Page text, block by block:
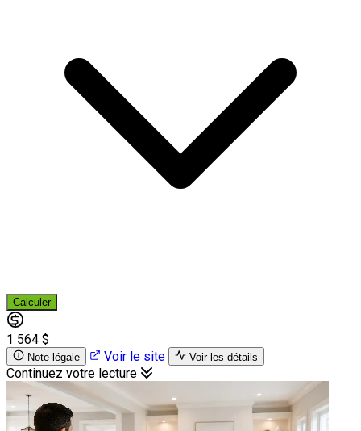
Calculer
1 564 $
Note légale Voir le site Voir les détails
Continuez votre lecture